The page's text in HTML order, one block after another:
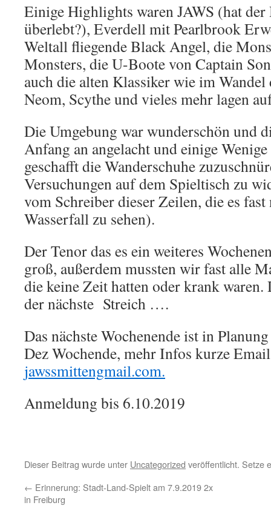
Einige Highlights waren JAWS (hat
überlebt?), Everdell mit Pearlbrook
Weltall fliegende Black Angel, die
Monsters, die U-Boote von Captain
auch die alten Klassiker wie im
Neom, Scythe und vieles mehr lagen
Die Umgebung war wunderschön und
Anfang an angelacht und einige
geschafft die Wanderschuhe
Versuchungen auf dem Spieltisch zu
vom Schreiber dieser Zeilen, die es
Wasserfall zu sehen).
Der Tenor das es ein weiteres
groß, außerdem mussten wir fast alle
die keine Zeit hatten oder krank waren.
der nächste Streich ….
Das nächste Wochenende ist in
Dez Wochende, mehr Infos kurze
jawssmittengmail.com.
Anmeldung bis 6.10.2019
Dieser Beitrag wurde unter Uncategorized veröffentlicht. Setze
← Erinnerung: Stadt-Land-Spielt am 7.9.2019 2x
in Freiburg